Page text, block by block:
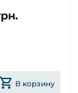
В корзину